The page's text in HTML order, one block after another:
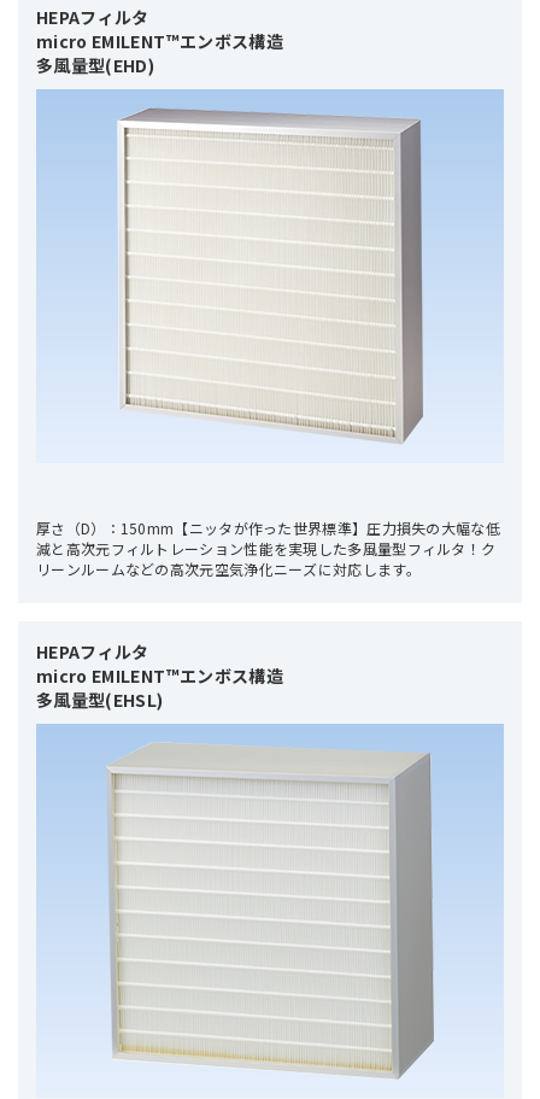
HEPAフィルタ
micro EMILENT™エンボス構造
多風量型(EHD)
厚さ（D）：150mm【ニッタが作った世界標準】圧力損失の大幅な低
減と高次元フィルトレーション性能を実現した多風量型フィルタ！ク
リーンルームなどの高次元空気浄化ニーズに対応します。
HEPAフィルタ
micro EMILENT™エンボス構造
多風量型(EHSL)